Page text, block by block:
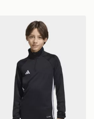
Children
TOP DA